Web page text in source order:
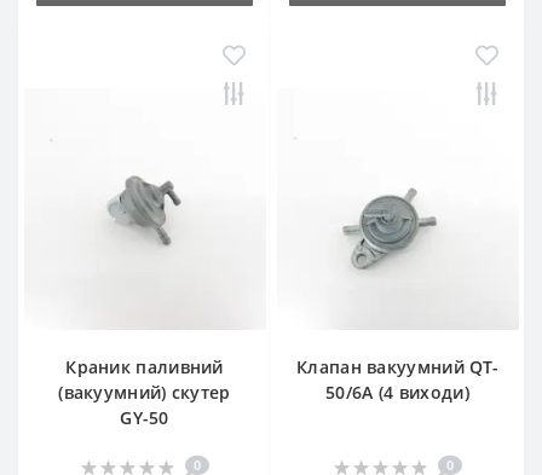
Краник паливний
(вакуумний) скутер
GY-50
0
Клапан вакуумний QT-
50/6A (4 виходи)
0